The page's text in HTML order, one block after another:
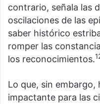
contrario, señala las
oscilaciones de las
saber histórico
romper las
los reconocimientos.
Lo que, sin embargo,
impactante para las